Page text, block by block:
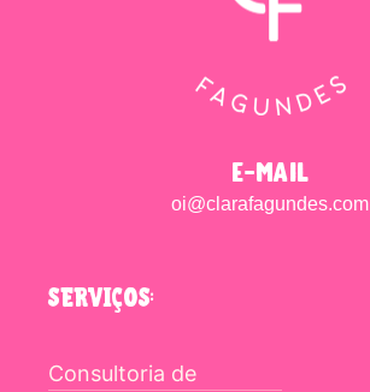
e-mail
oi@clarafagundes.com
SERVIÇOS:
Consultoria de